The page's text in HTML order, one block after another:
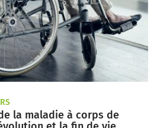
la maladie à corps de